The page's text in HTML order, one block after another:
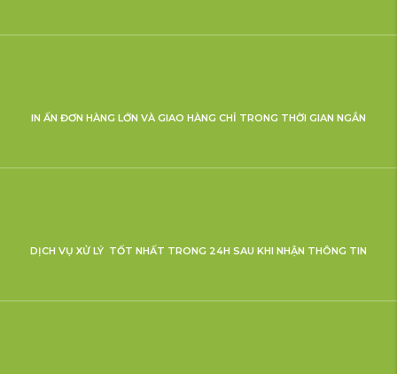
IN ẤN ĐƠN HÀNG LỚN VÀ GIAO HÀNG CHỈ TRONG THỜI GIAN NGẮN
DỊCH VỤ XỬ LÝ TỐT NHẤT TRONG 24H SAU KHI NHẬN THÔNG TIN